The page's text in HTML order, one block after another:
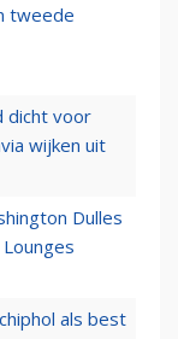
tweede
dicht voor
wijken uit
Dulles
als best